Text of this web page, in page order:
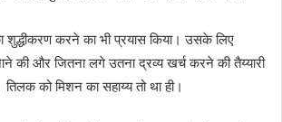
शुद्धीकरण करने का भी प्रयास किया। उसके लिए
की और जितना लगे उतना द्रव्य खर्च करने की तैय्यारी
को मिशन का सहाय्य तो था ही।